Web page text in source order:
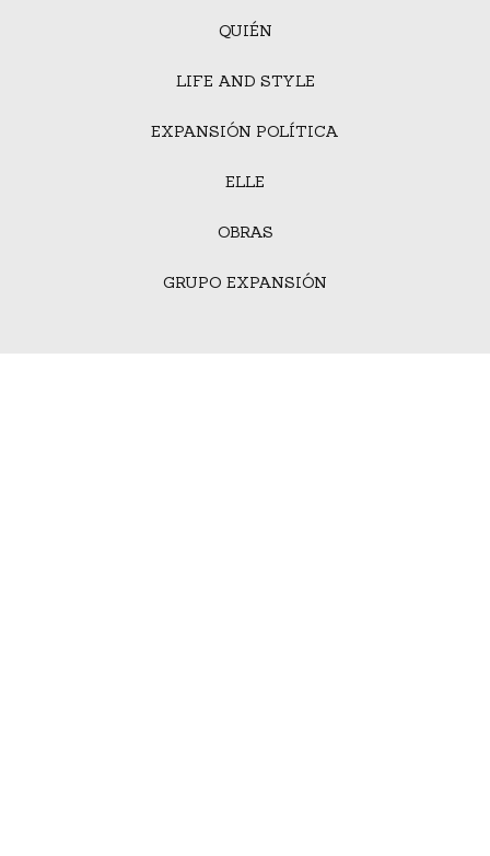
QUIÉN
LIFE AND STYLE
EXPANSIÓN POLÍTICA
ELLE
OBRAS
GRUPO EXPANSIÓN